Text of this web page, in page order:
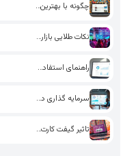
چگونه با بهترین پلاگین‌های وردپرس،…
نکات طلایی بازاریابی اینترنتی: چگونه…
راهنمای استفاده از هوش مصنوعی…
سرمایه گذاری در استارتاپ‌های حوزه…
تاثیر گیفت کارت در بهبود…